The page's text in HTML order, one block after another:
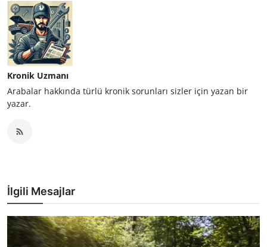
Kronik Uzmanı
Arabalar hakkında türlü kronik sorunları sizler için yazan bir
yazar.
İlgili Mesajlar